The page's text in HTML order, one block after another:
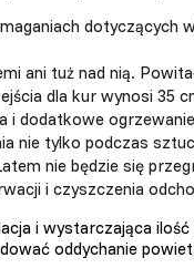
dotyczących
ani tuż nad nią.
dla kur wynosi 35
i dodatkowe
nie tylko podczas
nie będzie się
i czyszczenia
i wystarczająca
oddychanie